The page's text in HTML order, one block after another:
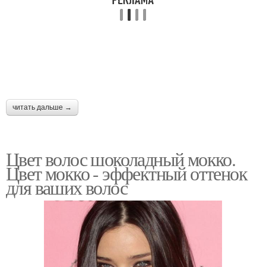
читать дальше →
Цвет волос шоколадный мокко.
Цвет мокко - эффектный оттенок
для ваших волос